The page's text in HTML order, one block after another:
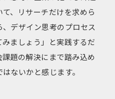
、リサーチだけを求めら
デザイン思考のプロセス
ましょう」と実践するだ
題の解決にまで踏み込め
ないかと感じます。